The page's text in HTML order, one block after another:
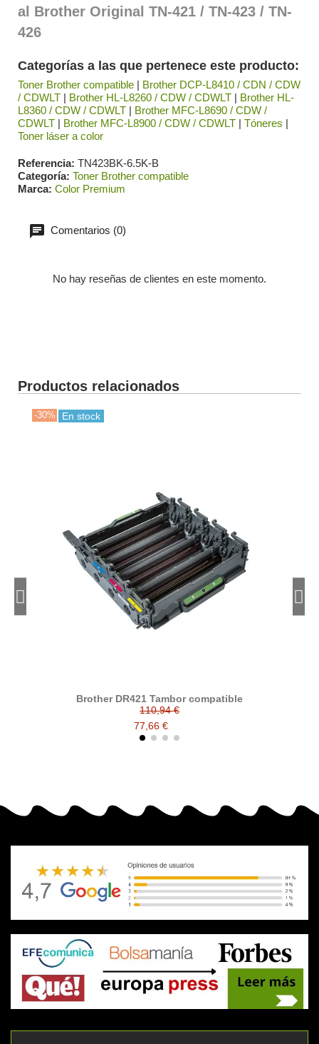
al Brother Original TN-421 / TN-423 / TN-
426
Categorías a las que pertenece este producto:
Toner Brother compatible | Brother DCP-L8410 / CDN / CDW
/ CDWLT | Brother HL-L8260 / CDW / CDWLT | Brother HL-
L8360 / CDW / CDWLT | Brother MFC-L8690 / CDW /
CDWLT | Brother MFC-L8900 / CDW / CDWLT | Tóneres |
Toner láser a color
Referencia TN423BK-6.5K-B
Categoría Toner Brother compatible
Marca Color Premium
Comentarios (0)
No hay reseñas de clientes en este momento.
Productos relacionados
-30% En stock
Brother DR421 Tambor compatible
110,94 €
77,66 €